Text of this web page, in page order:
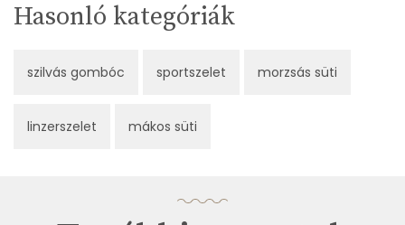
Hasonló kategóriák
szilvás gombóc sportszelet morzsás süti
linzerszelet mákos süti